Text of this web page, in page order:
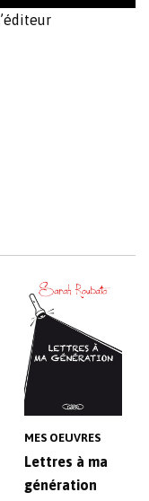
MES OEUVRES
Lettres à ma
génération